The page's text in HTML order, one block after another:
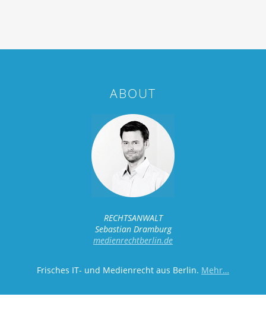
ABOUT
RECHTSANWALT
Sebastian Dramburg
medienrechtberlin.de
Frisches IT- und Medienrecht aus Berlin. Mehr…